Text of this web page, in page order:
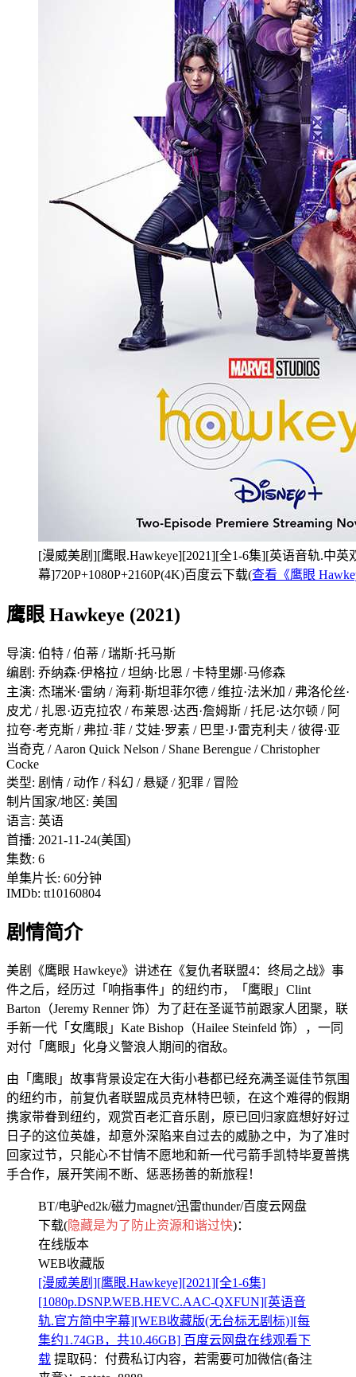
[漫威美剧][鹰眼.Hawkeye][2021][全1-6集][英语音轨.中英
幕]720P+1080P+2160P(4K)百度云下载(查看《鹰眼
鹰眼 Hawkeye (2021)
导演: 伯特 / 伯蒂 / 瑞斯·托马斯
编剧: 乔纳森·伊格拉 / 坦纳·比恩 / 卡特里娜·马修森
主演: 杰瑞米·雷纳 / 海莉·斯坦菲尔德 / 维拉·法米加 / 弗洛伦丝·
皮尤 / 扎恩·迈克拉农 / 布莱恩·达西·詹姆斯 / 托尼·达尔顿 / 阿
拉夸·考克斯 / 弗拉·菲 / 艾娃·罗素 / 巴里·J·雷克利夫 / 彼得·亚
当奇克 / Aaron Quick Nelson / Shane Berengue / Christopher
Cocke
类型: 剧情 / 动作 / 科幻 / 悬疑 / 犯罪 / 冒险
制片国家/地区: 美国
语言: 英语
首播: 2021-11-24(美国)
集数: 6
单集片长: 60分钟
IMDb: tt10160804
剧情简介
美剧《鹰眼 Hawkeye》讲述在《复仇者联盟4：终局之战》事
件之后，经历过「响指事件」的纽约市，「鹰眼」Clint
Barton（Jeremy Renner 饰）为了赶在圣诞节前跟家人团聚，联
手新一代「女鹰眼」Kate Bishop（Hailee Steinfeld 饰），一同
对付「鹰眼」化身义警浪人期间的宿敌。
由「鹰眼」故事背景设定在大街小巷都已经充满圣诞佳节氛围
的纽约市，前复仇者联盟成员克林特巴顿，在这个难得的假期
携家带眷到纽约，观赏百老汇音乐剧，原已回归家庭想好好过
日子的这位英雄，却意外深陷来自过去的威胁之中，为了准时
回家过节，只能心不甘情不愿地和新一代弓箭手凯特毕夏普携
手合作，展开笑闹不断、惩恶扬善的新旅程！
BT/电驴ed2k/磁力magnet/迅雷thunder/百度云网盘
下载(隐藏是为了防止资源和谐过快)：
在线版本
WEB收藏版
[漫威美剧][鹰眼.Hawkeye][2021][全1-6集]
[1080p.DSNP.WEB.HEVC.AAC-QXFUN][英语音
轨.官方简中字幕][WEB收藏版(无台标无剧标)][每
集约1.74GB，共10.46GB] 百度云网盘在线观看下
载 提取码： 付费私订内容，若需要可加微信(备注